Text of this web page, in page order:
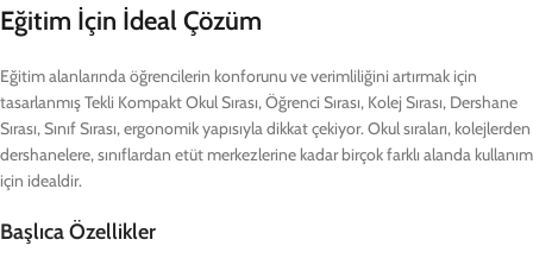
Eğitim İçin İdeal Çözüm
Eğitim alanlarında öğrencilerin konforunu ve verimliliğini artırmak için
tasarlanmış Tekli Kompakt Okul Sırası, Öğrenci Sırası, Kolej Sırası, Dershane
Sırası, Sınıf Sırası, ergonomik yapısıyla dikkat çekiyor. Okul sıraları, kolejlerden
dershanelere, sınıflardan etüt merkezlerine kadar birçok farklı alanda kullanım
için idealdir.
Başlıca Özellikler